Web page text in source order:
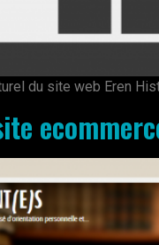
du site web Eren